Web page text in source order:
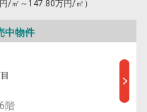
/㎡～147.80万円/㎡）
中物件
階